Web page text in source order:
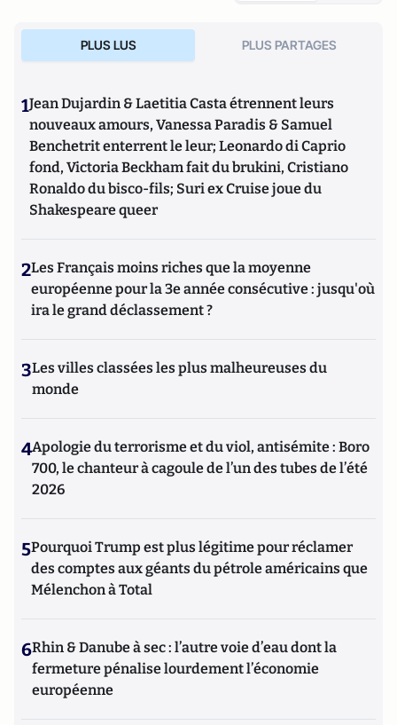
PLUS LUS PLUS PARTAGES
1Jean Dujardin & Laetitia Casta étrennent leurs
nouveaux amours, Vanessa Paradis & Samuel
Benchetrit enterrent le leur; Leonardo di Caprio
fond, Victoria Beckham fait du brukini, Cristiano
Ronaldo du bisco-fils; Suri ex Cruise joue du
Shakespeare queer
2Les Français moins riches que la moyenne
européenne pour la 3e année consécutive : jusqu'où
ira le grand déclassement ?
3Les villes classées les plus malheureuses du
monde
4Apologie du terrorisme et du viol, antisémite : Boro
700, le chanteur à cagoule de l’un des tubes de l’été
2026
5Pourquoi Trump est plus légitime pour réclamer
des comptes aux géants du pétrole américains que
Mélenchon à Total
6Rhin & Danube à sec : l’autre voie d’eau dont la
fermeture pénalise lourdement l’économie
européenne